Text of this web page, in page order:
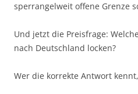
sperrangelweit offene Grenze
Und jetzt die Preisfrage:
nach Deutschland locken?
Wer die korrekte Antwort